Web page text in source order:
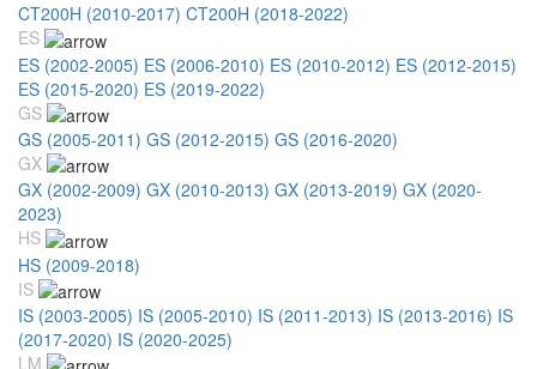
CT200H (2010-2017) CT200H (2018-2022)
ES
ES (2002-2005) ES (2006-2010) ES (2010-2012) ES (2012-2015)
ES (2015-2020) ES (2019-2022)
GS
GS (2005-2011) GS (2012-2015) GS (2016-2020)
GX
GX (2002-2009) GX (2010-2013) GX (2013-2019) GX (2020-
2023)
HS
HS (2009-2018)
IS
IS (2003-2005) IS (2005-2010) IS (2011-2013) IS (2013-2016) IS
(2017-2020) IS (2020-2025)
LM